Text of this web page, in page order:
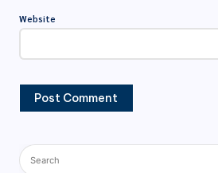
Website